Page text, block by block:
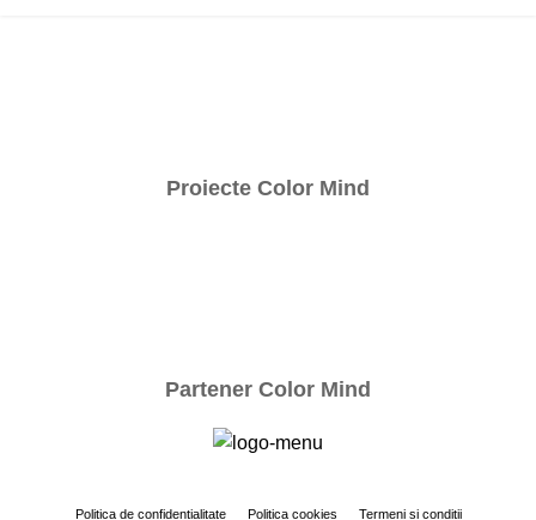
Proiecte Color Mind
Partener Color Mind
Politicade confidențialitate Politica cookies Termeni și condiții